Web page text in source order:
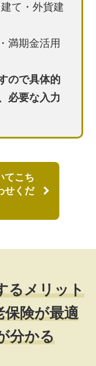
て・外貨建
満期金活用
ので具体的
必要な入力
てこち
せくだ
るメリット
険が最適
分かる